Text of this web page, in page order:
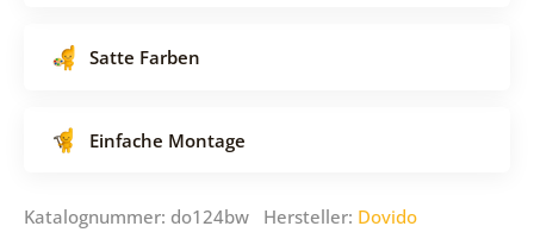
Satte Farben
Einfache Montage
Katalognummer: do124bw Hersteller: Dovido